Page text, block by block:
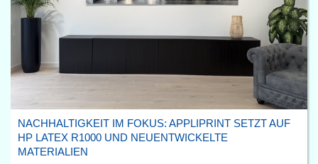
NACHHALTIGKEIT IM FOKUS: APPLIPRINT SETZT AUF
HP LATEX R1000 UND NEUENTWICKELTE
MATERIALIEN